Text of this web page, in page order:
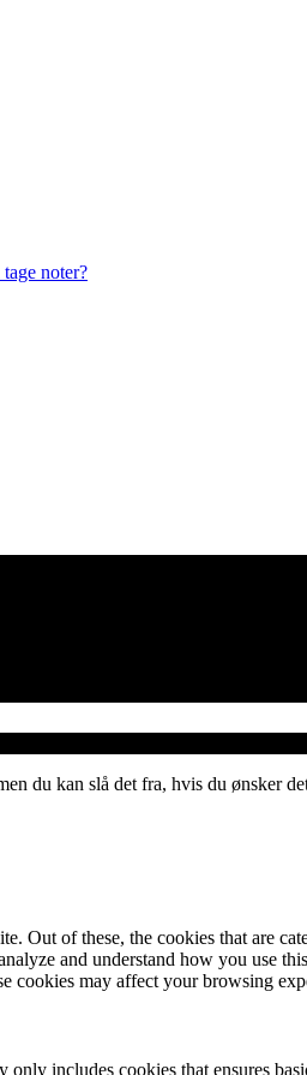
noter?
du kan slå det fra, hvis du ønsker
of these, the cookies that are
and understand how you use
cookies may affect your browsing
includes cookies that ensures